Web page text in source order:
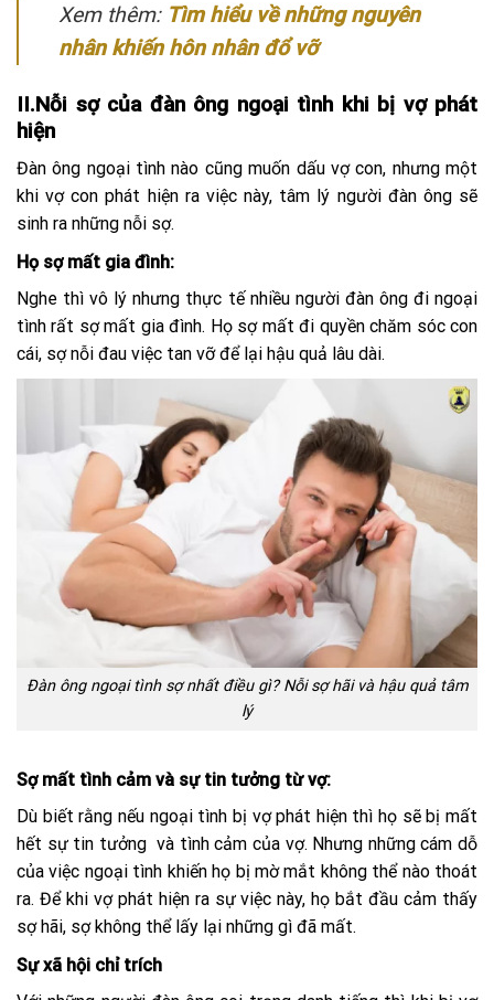
Xem thêm: Tìm hiểu về những nguyên
nhân khiến hôn nhân đổ vỡ
II.Nỗi sợ của đàn ông ngoại tình khi bị vợ phát
hiện
Đàn ông ngoại tình nào cũng muốn dấu vợ con, nhưng một
khi vợ con phát hiện ra việc này, tâm lý người đàn ông sẽ
sinh ra những nỗi sợ.
Họ sợ mất gia đình:
Nghe thì vô lý nhưng thực tế nhiều người đàn ông đi ngoại
tình rất sợ mất gia đình. Họ sợ mất đi quyền chăm sóc con
cái, sợ nỗi đau việc tan vỡ để lại hậu quả lâu dài.
Đàn ông ngoại tình sợ nhất điều gì? Nỗi sợ hãi và hậu quả tâm
lý
Sợ mất tình cảm và sự tin tưởng từ vợ:
Dù biết rằng nếu ngoại tình bị vợ phát hiện thì họ sẽ bị mất
hết sự tin tưởng và tình cảm của vợ. Nhưng những cám dỗ
của việc ngoại tình khiến họ bị mờ mắt không thể nào thoát
ra. Để khi vợ phát hiện ra sự việc này, họ bắt đầu cảm thấy
sợ hãi, sợ không thể lấy lại những gì đã mất.
Sự xã hội chỉ trích